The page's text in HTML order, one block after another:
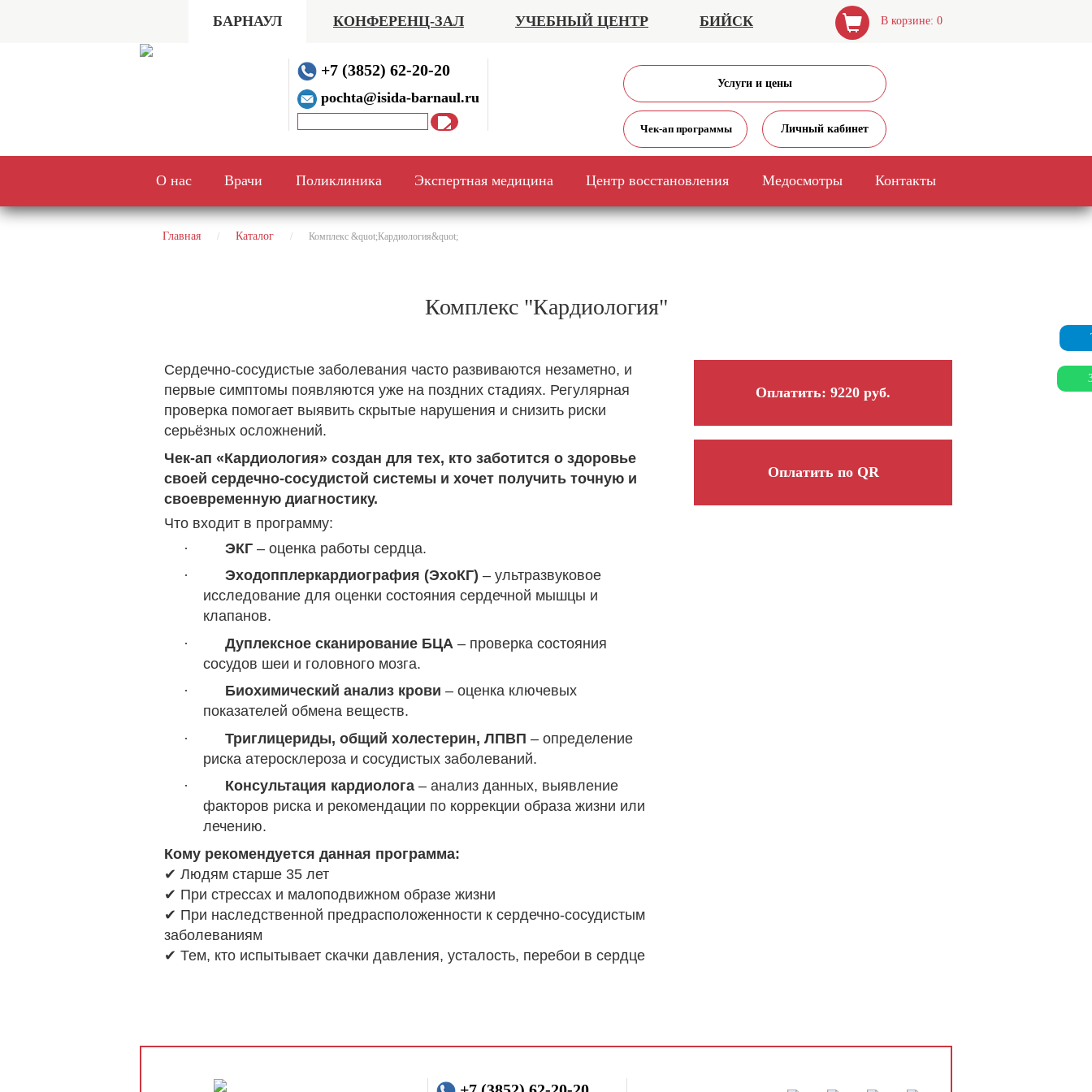
БАРНАУЛ КОНФЕРЕНЦ-ЗАЛ УЧЕБНЫЙ ЦЕНТР БИЙСК В корзине: 0
+7 (3852) 62-20-20
pochta@isida-barnaul.ru
Услуги и цены
Чек-ап программы Личный кабинет
О нас Врачи Поликлиника Экспертная медицина Центр восстановления Медосмотры Контакты
Главная Каталог Комплекс &quot;Кардиология&quot;
Комплекс "Кардиология"
Сердечно-сосудистые заболевания часто развиваются незаметно, и
первые симптомы появляются уже на поздних стадиях. Регулярная
проверка помогает выявить скрытые нарушения и снизить риски
серьёзных осложнений.
Чек-ап «Кардиология» создан для тех, кто заботится о здоровье
своей сердечно-сосудистой системы и хочет получить точную и
своевременную диагностику.
Что входит в программу:
·
ЭКГ – оценка работы сердца.
·
Эходопплеркардиография (ЭхоКГ) – ультразвуковое
исследование для оценки состояния сердечной мышцы и
клапанов.
·
Дуплексное сканирование БЦА – проверка состояния
сосудов шеи и головного мозга.
·
Биохимический анализ крови – оценка ключевых
показателей обмена веществ.
·
Триглицериды, общий холестерин, ЛПВП – определение
риска атеросклероза и сосудистых заболеваний.
·
Консультация кардиолога – анализ данных, выявление
факторов риска и рекомендации по коррекции образа жизни или
лечению.
Кому рекомендуется данная программа:
✔ Людям старше 35 лет
✔ При стрессах и малоподвижном образе жизни
✔ При наследственной предрасположенности к сердечно-сосудистым
заболеваниям
✔ Тем, кто испытывает скачки давления, усталость, перебои в сердце
Оплатить: 9220 руб.
Оплатить по QR